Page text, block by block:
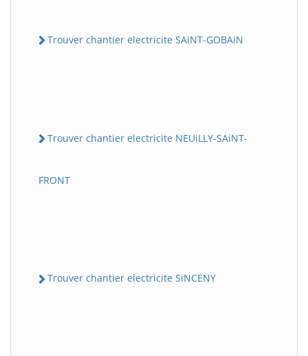
Trouver chantier electricite SAiNT-GOBAiN
Trouver chantier electricite NEUiLLY-SAiNT-
FRONT
Trouver chantier electricite SiNCENY